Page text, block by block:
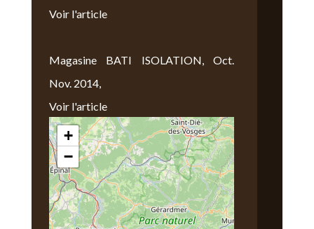
Voir l'article
Magasine BATI ISOLATION, Oct.
Nov. 2014,
Voir l'article
Nous Trouver
+
−